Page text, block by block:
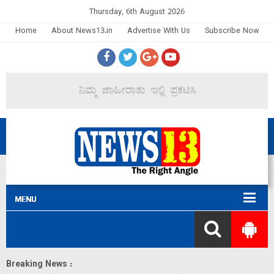
Thursday, 6th August 2026
Home
About News13.in Advertise With Us Subscribe Now
Breaking News :